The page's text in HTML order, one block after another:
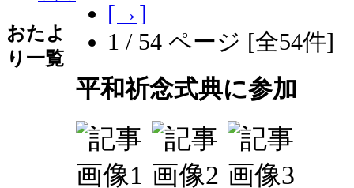
おたよ
り一覧
[→]
1 / 54 ページ [全54件]
平和祈念式典に参加